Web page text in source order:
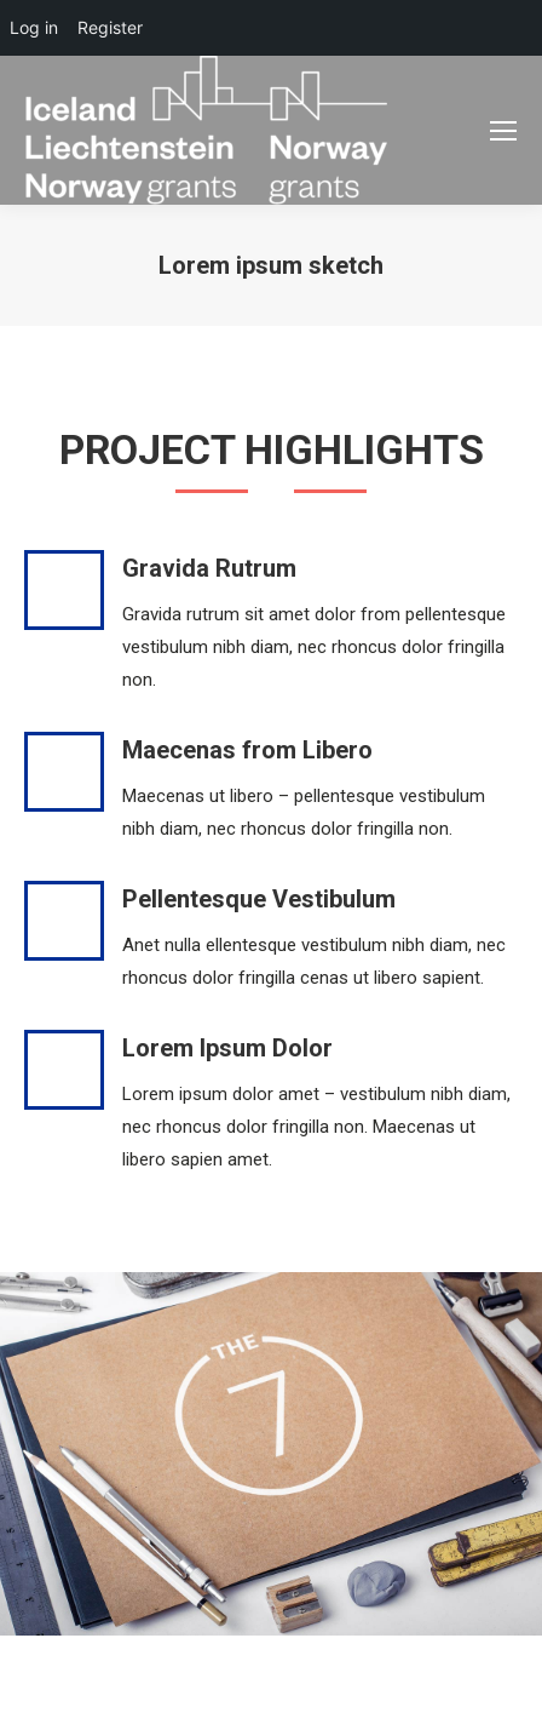
Lorem ipsum sketch
PROJECT HIGHLIGHTS
Gravida Rutrum
Gravida rutrum sit amet dolor from pellentesque
vestibulum nibh diam, nec rhoncus dolor fringilla
non.
Maecenas from Libero
Maecenas ut libero – pellentesque vestibulum
nibh diam, nec rhoncus dolor fringilla non.
Pellentesque Vestibulum
Anet nulla ellentesque vestibulum nibh diam, nec
rhoncus dolor fringilla cenas ut libero sapient.
Lorem Ipsum Dolor
Lorem ipsum dolor amet – vestibulum nibh diam,
nec rhoncus dolor fringilla non. Maecenas ut
libero sapien amet.
Log in Register